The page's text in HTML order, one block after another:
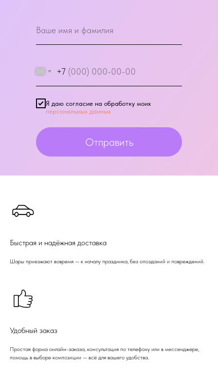
+7
Я даю согласие на обработку моих
персональных данных
Отправить
Быстрая и надёжная доставка
Шары приезжают вовремя — к началу праздника, без опозданий и повреждений.
Удобный заказ
Простая форма онлайн-заказа, консультация по телефону или в мессенджере,
помощь в выборе композиции — всё для вашего удобства.